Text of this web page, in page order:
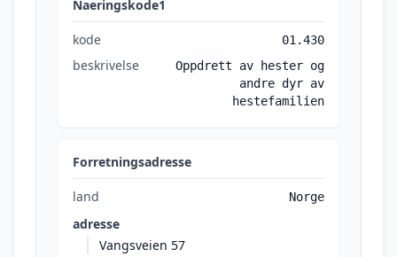
Naeringskode1
kode 01.430
beskrivelse
Oppdrett av hester og
andre dyr av
hestefamilien
Forretningsadresse
land Norge
adresse
Vangsveien 57